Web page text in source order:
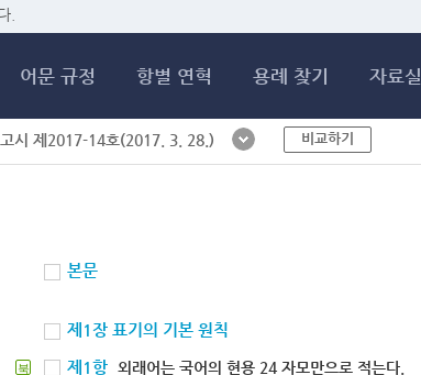
.
어문 규정 항별 연혁 용례 찾기 자료실
시 제2017-14호(2017. 3. 28.) 비교하기
본문
제1장 표기의 기본 원칙
북 제1항 외래어는 국어의 현용 24 자모만으로 적는다.